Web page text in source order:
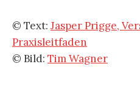
© Text: Jasper Prigge,
Praxisleitfaden
© Bild: Tim Wagner